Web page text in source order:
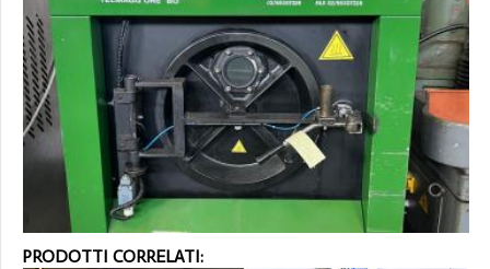
PRODOTTI CORRELATI: